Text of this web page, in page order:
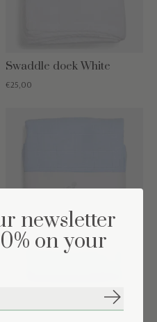
Swaddle doek White
€25,00
Swaddle doek Light Blue
newsletter
on your
Abonneer